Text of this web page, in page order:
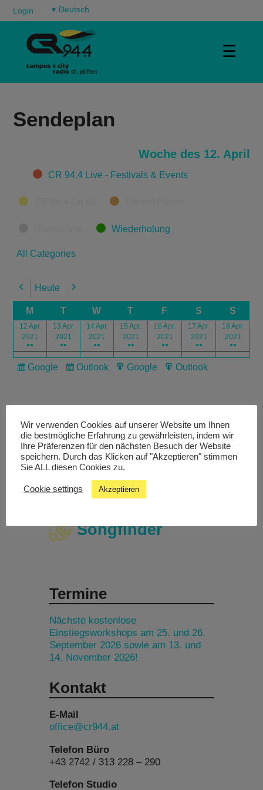
Login ▾
☰
Sendeplan
Woche des 12. April
CategoriesCR 94.4 Live - Festivals & Events
Wiederholung
All Categories
Previous
Heute Next
M T W T F S S
12 Apr.
2021
●●
13 Apr.
2021
●●
14 Apr.
2021
●●
15 Apr.
2021
●●
16 Apr.
2021
●●
17 Apr.
2021
●●
18 Apr.
2021
●●
Subscribe
Google
Subscribe
Outlook
Export
Google
Export
Outlook
Livestream
Studiochat
Songfinder
Termine
Nächste kostenlose
Einstiegsworkshops am 25. und 26.
September 2026 sowie am 13. und
14. November 2026!
Kontakt
E-Mail
office@cr944.at
Telefon Büro
+43 2742 / 313 228 – 290
Telefon Studio
Wir verwenden Cookies auf unserer Website um Ihnen
die bestmögliche Erfahrung zu gewährleisten, indem wir
Ihre Präferenzen für den nächsten Besuch der Website
speichern. Durch das Klicken auf "Akzeptieren" stimmen
Sie ALL diesen Cookies zu.
Cookie settings Akzeptieren